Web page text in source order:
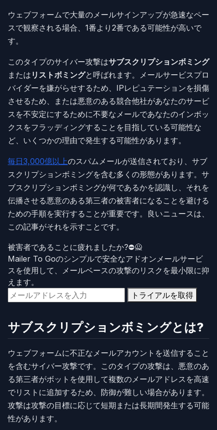
ウェブフォームで大量のメールサインアップが急速なペー
スで観察される場合、1番より2番である可能性が高いで
す。
このタイプのサイバー攻撃はサブスクリプションボミング
または リストボミングと呼ばれます。メールサービスプロ
バイダーを嫌がらせするため、IPレピュテーションを損傷
させるため、または悪意のある競合他社があなたのサービ
スを不安定にするために不要なメールであなたのインボッ
クスをフラッディングすることを目指している可能性な
ど、いくつかの理由で発生する可能性があります。
毎日3,000億以上のスパムメールが送信されており、サブ
スクリプションボミングを含む多くの形態があります。サ
ブスクリプションボミングが何であるかを認識し、それを
伝播させる悪意のある第三者の被害者になることを避ける
ための手順を実行することが重要です。良いニュースは、
この記事がそれを示すことです。
被害者であることに疲れましたか?⛔🙅
Mailer To Goのシンプルで安全なアドオンメールサービ
スを使用して、メールベースの攻撃のリスクを最小限に抑
えます。
トライアルを取得
サブスクリプションボミングとは?
ウェブフォームに不正なメールアカウントを送信すること
を含むサイバー攻撃です。このタイプの攻撃は、悪意のあ
る第三者がボットを使用して複数のメールアドレスを高速
でリストに追加するため、防御が難しい場合があります。
攻撃は攻撃の目標に応じて短期または長期間発生する可能
性があります。